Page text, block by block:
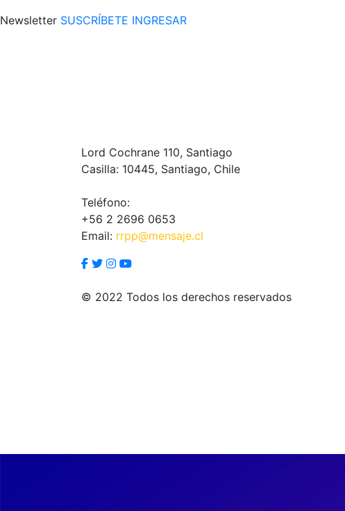
Newsletter SUSCRÍBETE INGRESAR
Lord Cochrane 110, Santiago
Casilla: 10445, Santiago, Chile
Teléfono:
+56 2 2696 0653
Email: rrpp@mensaje.cl
© 2022 Todos los derechos reservados